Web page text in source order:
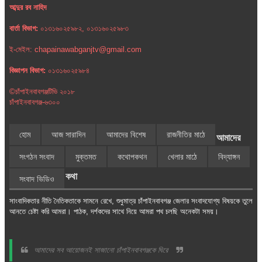
আব্দুর রব নাহিদ
বার্তা বিভাগ: ০১৩১৬০২৫৯৮২, ০১৩১৬০২৫৯৮৩
ই-মেইল: chapainawabganjtv@gmail.com
বিজ্ঞাপন বিভাগ: ০১৩১৬০২৫৯৮৪
©চাঁপাইনবাবগঞ্জটিভি ২০১৮
চাঁপাইনবাবগঞ্জ-৬৩০০
হোম আজ সারাদিন আমাদের বিশেষ রাজনীতির মাঠে
সংগঠন সংবাদ মুক্তমত কথোপকথন খেলার মাঠে বিদ্যাঙ্গন
সংবাদ ভিডিও
আমাদের
কথা
সাংবাদিকতার নীতি নৈতিকতাকে সামনে রেখে, শুধুমাত্র চাঁপাইনবাবগঞ্জ জেলার সংবাদযোগ্য বিষয়কে তুলে
আনতে চেষ্টা করি আমরা। পাঠক, দর্শকদের সাথে নিয়ে আমরা পথ চলছি অনেকটা সময়।
আমাদের সব আয়োজনই সাজানো চাঁপাইনবাবগঞ্জকে ঘিরে